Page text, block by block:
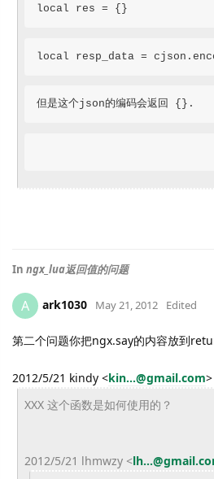
local res = {}
local resp_data =
但是这个json的编码会返回 {}.
In ngx_lua返回值的问题
A ark1030 May 21, 2012 Edited
第二个问题你把ngx.say的内容放到
2012/5/21 kindy <kin...@gmail.com>
XXX 这个函数是如何使用的？
2012/5/21 lhmwzy <